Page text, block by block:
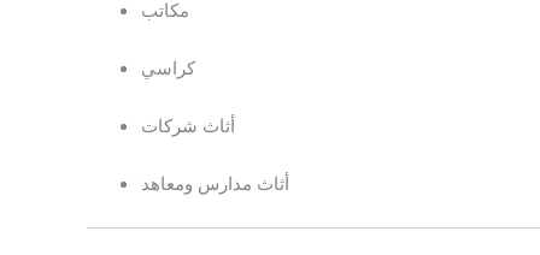
مكاتب
كراسي
أثاث شركات
أثاث مدارس ومعاهد